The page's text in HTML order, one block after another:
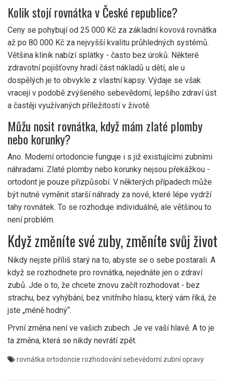
Kolik stojí rovnátka v České republice?
Ceny se pohybují od 25 000 Kč za základní kovová rovnátka
až po 80 000 Kč za nejvyšší kvalitu průhledných systémů.
Většina klinik nabízí splátky - často bez úroků. Některé
zdravotní pojišťovny hradí část nákladů u dětí, ale u
dospělých je to obvykle z vlastní kapsy. Výdaje se však
vracejí v podobě zvýšeného sebevědomí, lepšího zdraví úst
a častěji využívaných příležitostí v životě.
Můžu nosit rovnátka, když mám zlaté plomby
nebo korunky?
Ano. Moderní ortodoncie funguje i s již existujícími zubními
náhradami. Zlaté plomby nebo korunky nejsou překážkou -
ortodont je pouze přizpůsobí. V některých případech může
být nutné vyměnit starší náhrady za nové, které lépe vydrží
tahy rovnátek. To se rozhoduje individuálně, ale většinou to
není problém.
Když změníte své zuby, změníte svůj život
Nikdy nejste příliš starý na to, abyste se o sebe postarali. A
když se rozhodnete pro rovnátka, nejednáte jen o zdraví
zubů. Jde o to, že chcete znovu začít rozhodovat - bez
strachu, bez vyhýbání, bez vnitřního hlasu, který vám říká, že
jste „méně hodný“.
První změna není ve vašich zubech. Je ve vaší hlavě. A to je
ta změna, která se nikdy nevrátí zpět.
rovnátkaortodoncie rozhodovánísebevědomí zubní opravy